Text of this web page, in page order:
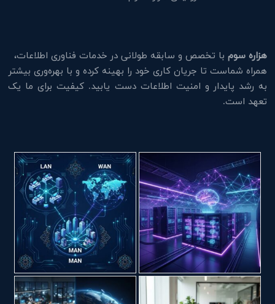
هزاره سوم با تخصص و سابقه طولانی در خدمات فناوری اطلاعات،
همراه شماست تا جریان کاری خود را بهینه کرده و با بهره‌وری بیشتر
به رشد پایدار و امنیت اطلاعات دست یابید. کیفیت برای ما یک
تعهد است.